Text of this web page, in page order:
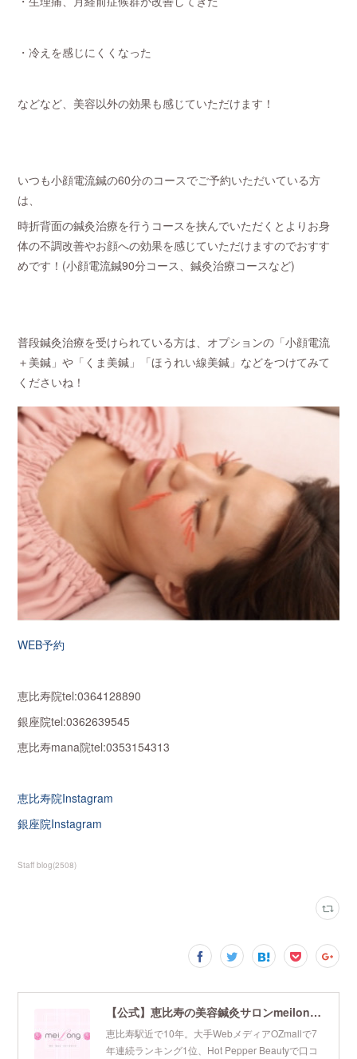
・冷えを感じにくくなった
などなど、美容以外の効果も感じていただけます！
いつも小顔電流鍼の60分のコースでご予約いただいている方
は、
時折背面の鍼灸治療を行うコースを挟んでいただくとよりお身
体の不調改善やお顔への効果を感じていただけますのでおすす
めです！(小顔電流鍼90分コース、鍼灸治療コースなど)
普段鍼灸治療を受けられている方は、オプションの「小顔電流
＋美鍼」や「くま美鍼」「ほうれい線美鍼」などをつけてみて
くださいね！
WEB予約
恵比寿院tel:0364128890
銀座院tel:0362639545
恵比寿mana院tel:0353154313
恵比寿院Instagram
銀座院Instagram
Staff blog(2508)
【公式】恵比寿の美容鍼灸サロンmeilong｜ツボを押さえた針・お灸の治療で美容と健康を叶えます
恵比寿駅近で10年。大手WebメディアOZmallで7
年連続ランキング1位、Hot Pepper Beautyで口コ